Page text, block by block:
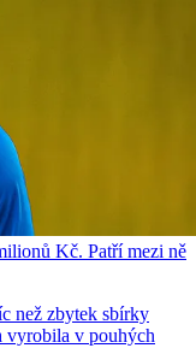
Kč. Patří mezi ně
než zbytek sbírky
vyrobila v pouhých